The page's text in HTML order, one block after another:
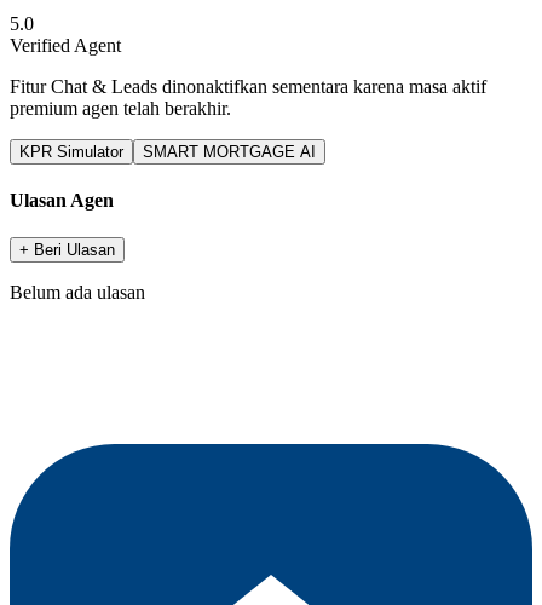
5.0
Verified Agent
Fitur Chat & Leads dinonaktifkan sementara karena masa aktif
premium agen telah berakhir.
KPR Simulator SMART MORTGAGE AI
Ulasan Agen
+ Beri Ulasan
Belum ada ulasan